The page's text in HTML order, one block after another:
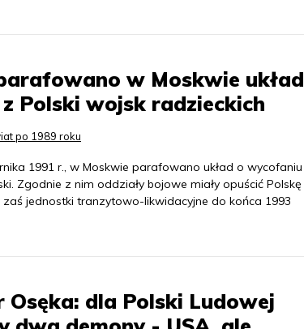
w Moskwie układ
Polski wojsk radzieckich
po 1989 roku
1991 r., w Moskwie parafowano układ o wycofaniu
Zgodnie z nim oddziały bojowe miały opuścić Polskę
jednostki tranzytowo-likwidacyjne do końca 1993
Osęka: dla Polski Ludowej